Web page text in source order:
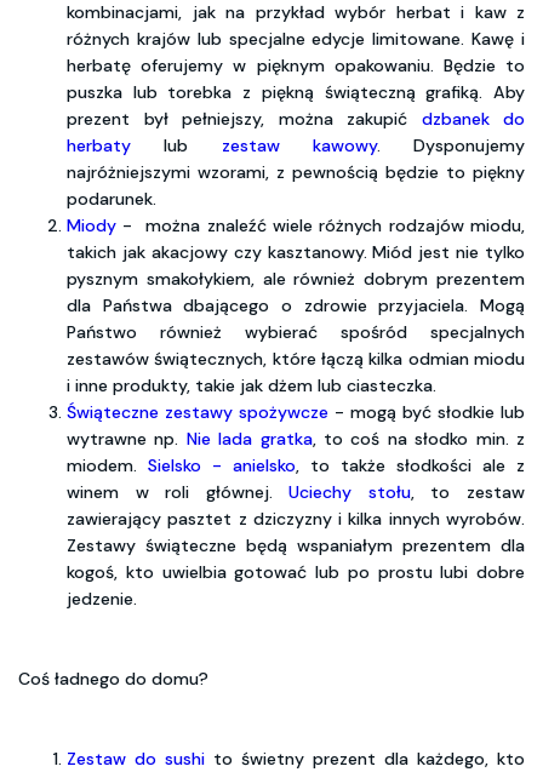
kombinacjami, jak na przykład wybór herbat i kaw z
różnych krajów lub specjalne edycje limitowane. Kawę i
herbatę oferujemy w pięknym opakowaniu. Będzie to
puszka lub torebka z piękną świąteczną grafiką. Aby
prezent był pełniejszy, można zakupić dzbanek do
herbaty lub zestaw kawowy. Dysponujemy
najróżniejszymi wzorami, z pewnością będzie to piękny
podarunek.
Miody - można znaleźć wiele różnych rodzajów miodu,
takich jak akacjowy czy kasztanowy. Miód jest nie tylko
pysznym smakołykiem, ale również dobrym prezentem
dla Państwa dbającego o zdrowie przyjaciela. Mogą
Państwo również wybierać spośród specjalnych
zestawów świątecznych, które łączą kilka odmian miodu
i inne produkty, takie jak dżem lub ciasteczka.
Świąteczne zestawy spożywcze - mogą być słodkie lub
wytrawne np. Nie lada gratka, to coś na słodko min. z
miodem. Sielsko - anielsko, to także słodkości ale z
winem w roli głównej.Uciechy stołu, to zestaw
zawierający pasztet z dziczyzny i kilka innych wyrobów.
Zestawy świąteczne będą wspaniałym prezentem dla
kogoś, kto uwielbia gotować lub po prostu lubi dobre
jedzenie.
Coś ładnego do domu?
Zestaw do sushi to świetny prezent dla każdego, kto